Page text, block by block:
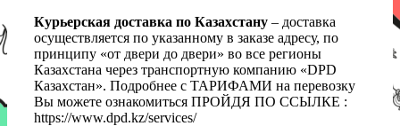
Курьерская доставка по Казахстану – доставка
осуществляется по указанному в заказе адресу, по
принципу «от двери до двери» во все регионы
Казахстана через транспортную компанию «DPD
Казахстан». Подробнее с ТАРИФАМИ на перевозку
Вы можете ознакомиться ПРОЙДЯ ПО ССЫЛКЕ :
https://www.dpd.kz/services/